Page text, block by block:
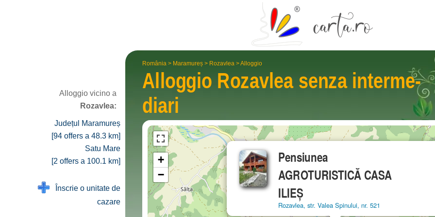
România > Maramureș > Rozavlea >Alloggio
Alloggio Rozavlea senza interme­
diari
Pensiunea
AGROTURISTICĂ CASA
ILIEȘ
Rozavlea, str. Valea Spinului, nr. 521
+
−
Alloggio vicino a
Rozavlea:
Județul Maramureș
[94 offers a 48.3 km]
Satu Mare
[2 offers a 100.1 km]
Înscrie o unitate de
cazare